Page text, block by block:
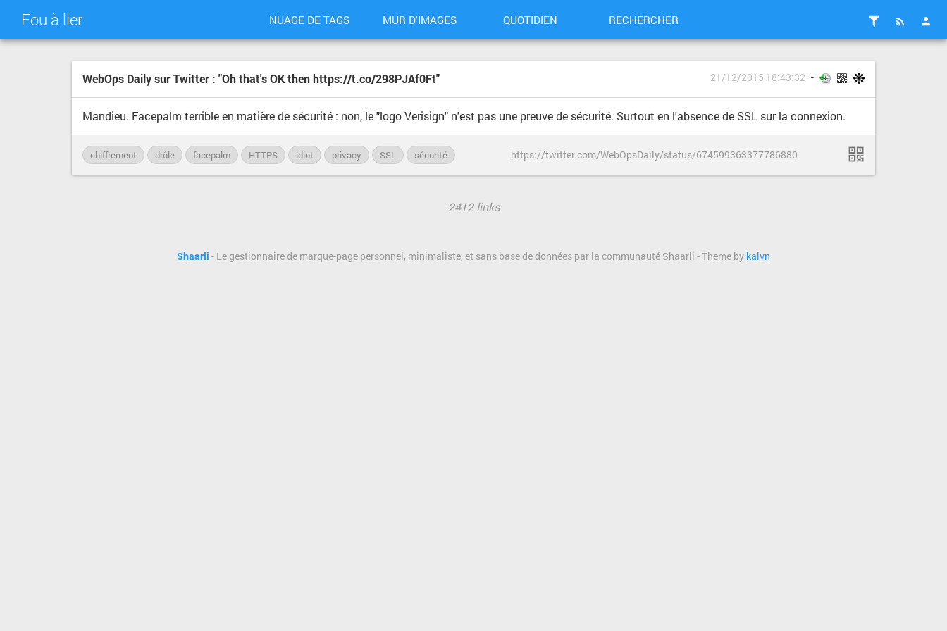
Fou à lier NUAGE DE TAGS MUR D'IMAGES QUOTIDIEN RECHERCHER
WebOps Daily sur Twitter : "Oh that's OK then https://t.co/298PJAf0Ft" 21/12/2015 18:43:32
Mandieu. Facepalm terrible en matière de sécurité : non, le "logo Verisign" n'est pas une preuve de sécurité. Surtout en l'absence de SSL sur la connexion.
chiffrement drôle facepalm HTTPS idiot privacy SSL sécurité https://twitter.com/WebOpsDaily/status/674599363377786880
2412 links
Shaarli - Le gestionnaire de marque-page personnel, minimaliste, et sans base de données par la communauté Shaarli - Theme by kalvn